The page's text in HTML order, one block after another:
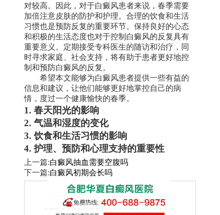
对较高。因此，对于白癜风患者来说，春季需要
加倍注意皮肤的防护和护理。合理的饮食和生活
习惯也是预防反复的重要环节。保持良好的心态
和积极的生活态度也对于控制白癜风的反复具有
重要意义。定期接受专科医生的随访和治疗，同
时寻求家庭、社会支持，将有助于患者更好地控
制和预防白癜风的反复。
希望本文能够为白癜风患者提供一些有益的
信息和建议，让他们能够更好地掌控自己的病
情，度过一个健康愉快的春季。
1. 春天阳光的影响
2. 气温和湿度的变化
3. 饮食和生活习惯的影响
4. 护理、预防和心理支持的重要性
上一篇:白癜风抽血需要空腹吗
下一篇:白癜风初期会长吗